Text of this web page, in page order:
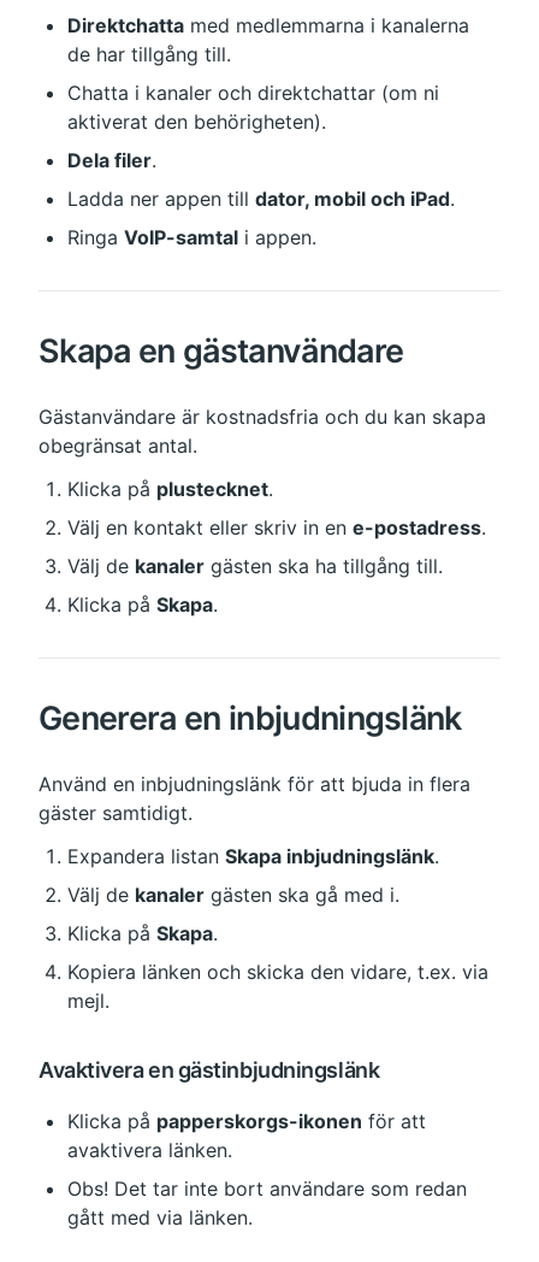
Direktchatta med medlemmarna i kanalerna
de har tillgång till.
Chatta i kanaler och direktchattar (om ni
aktiverat den behörigheten).
Dela filer.
Ladda ner appen till dator, mobil och iPad.
Ringa VoIP-samtal i appen.
Skapa en gästanvändare
Gästanvändare är kostnadsfria och du kan skapa
obegränsat antal.
Klicka på plustecknet.
Välj en kontakt eller skriv in en e-postadress.
Välj de kanaler gästen ska ha tillgång till.
Klicka på Skapa.
Generera en inbjudningslänk
Använd en inbjudningslänk för att bjuda in flera
gäster samtidigt.
Expandera listan Skapa inbjudningslänk.
Välj de kanaler gästen ska gå med i.
Klicka på Skapa.
Kopiera länken och skicka den vidare, t.ex. via
mejl.
Avaktivera en gästinbjudningslänk
Klicka på papperskorgs-ikonen för att
avaktivera länken.
Obs! Det tar inte bort användare som redan
gått med via länken.